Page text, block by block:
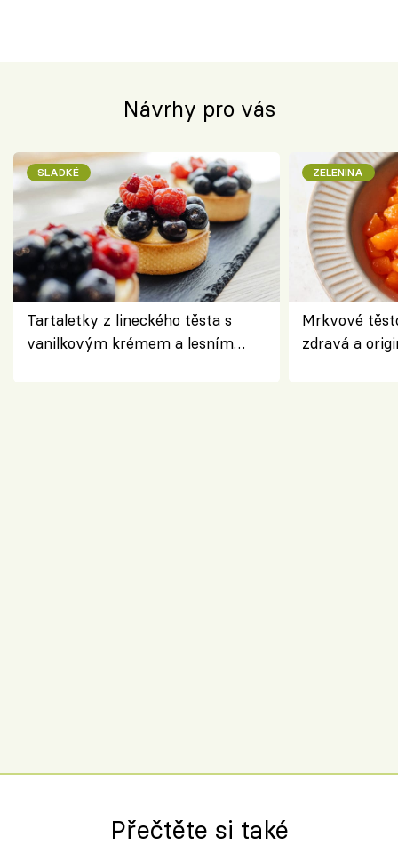
Návrhy pro vás
SLADKÉ
Tartaletky z lineckého těsta s
vanilkovým krémem a lesním
ZELENINA
Mrkvové
zdravá a
Přečtěte si také